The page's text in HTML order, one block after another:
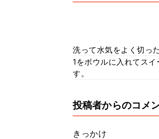
洗って水気をよく切っ
1をボウルに入れてス
す。
投稿者からのコメ
きっかけ